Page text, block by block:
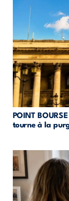
POINT
tourne à la